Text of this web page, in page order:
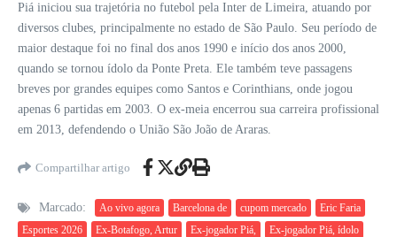
Piá iniciou sua trajetória no futebol pela Inter de Limeira, atuando por
diversos clubes, principalmente no estado de São Paulo. Seu período de
maior destaque foi no final dos anos 1990 e início dos anos 2000,
quando se tornou ídolo da Ponte Preta. Ele também teve passagens
breves por grandes equipes como Santos e Corinthians, onde jogou
apenas 6 partidas em 2003. O ex-meia encerrou sua carreira profissional
em 2013, defendendo o União São João de Araras.
Compartilhar artigo
Marcado: Ao vivo agora Barcelona de cupom mercado
Eric Faria
Esportes 2026
Ex-Botafogo, Artur Ex-jogador Piá, Ex-jogador Piá, ídolo